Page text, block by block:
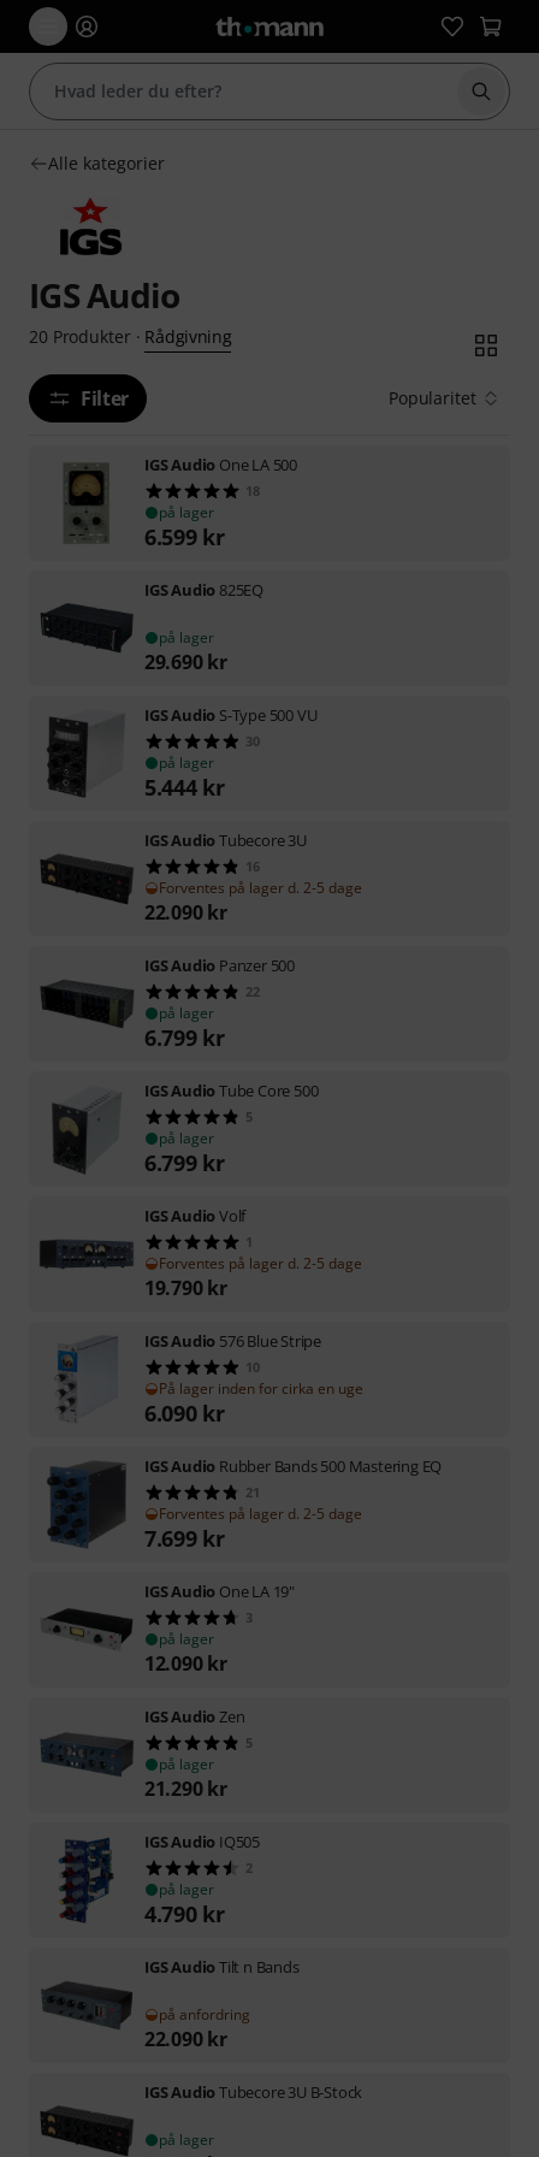
Start
Alle kategorier
IGS Audio
20 Produkter· Rådgivning
Filter Popularitet
IGS Audio One LA 500
18
på lager
6.599 kr
IGS Audio 825EQ
på lager
29.690 kr
IGS Audio S-Type 500 VU
30
på lager
5.444 kr
IGS AudioTubecore 3U
16
Forventes på lager d. 2-5 dage
22.090 kr
IGS Audio Panzer 500
22
på lager
6.799 kr
IGS AudioTube Core 500
5
på lager
6.799 kr
IGS AudioVolf
1
Forventes på lager d. 2-5 dage
19.790 kr
IGS Audio 576 Blue Stripe
10
På lager inden for cirka en uge
6.090 kr
IGS Audio Rubber Bands 500 Mastering EQ
21
Forventes på lager d. 2-5 dage
7.699 kr
IGS Audio One LA 19"
3
på lager
12.090 kr
IGS Audio Zen
5
på lager
21.290 kr
IGS Audio IQ505
2
på lager
4.790 kr
IGS AudioTilt n Bands
på anfordring
22.090 kr
IGS AudioTubecore 3U B-Stock
på lager